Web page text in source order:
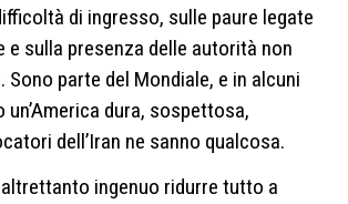
di ingresso, sulle paure legate
e sulla presenza delle autorità non
Sono parte del Mondiale, e in alcuni
dura, sospettosa,
dell’Iran ne sanno qualcosa.
ingenuo ridurre tutto a